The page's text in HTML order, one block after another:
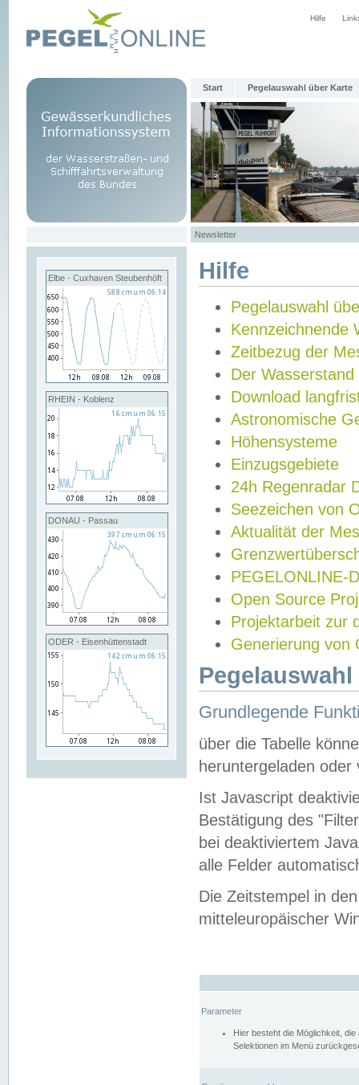
Hilfe
Start Pegelauswahl über Karte
Newsletter
Elbe - Cuxhaven Steubenhöft
RHEIN - Koblenz
DONAU - Passau
ODER - Eisenhüttenstadt
Hilfe
Pegelauswahl
Kennzeichnende
Zeitbezug der
Der Wasserstand
Download
Astronomische
Höhensysteme
Einzugsgebiete
24h Regenradar
Seezeichen von
Aktualität der
PEGELONLINE-
Open Source
Projektarbeit zur
Generierung von
Grundlegende
über die Tabelle
heruntergeladen oder
Ist Javascript
Bestätigung des
bei deaktiviertem
alle Felder
Die Zeitstempel in
mitteleuropäischer
Parameter
Hier besteht die Möglichkeit,
Selektionen im Menü